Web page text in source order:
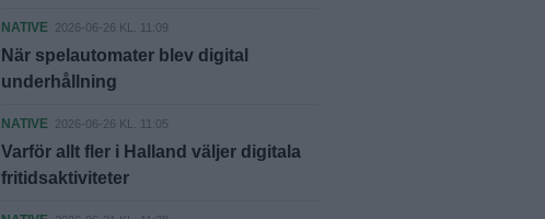
NATIVE 2026-06-26 KL. 11:09
När spelautomater blev digital
underhållning
NATIVE 2026-06-26 KL. 11:05
Varför allt fler i Halland väljer digitala
fritidsaktiviteter